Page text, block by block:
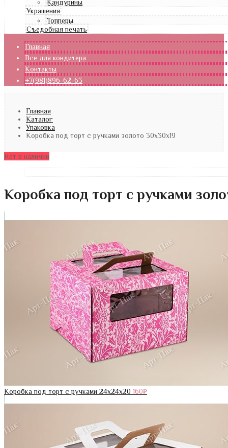
Кандурины
Украшения
Топперы
Съедобная печать
Главная
Все для кондитера
Контакты
+7(981)896-62-63
Главная
Каталог
Упаковка
Коробка под торт с ручками золото 30х30х19
Нет в наличии
Коробка под торт с ручками
Коробка под торт с ручками 24х24х20 160₽